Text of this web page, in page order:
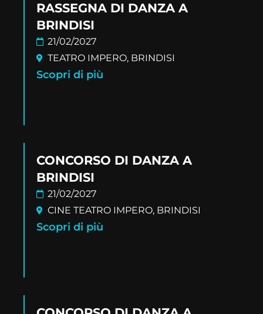
RASSEGNA DI DANZA A
BRINDISI
21/02/2027
TEATRO IMPERO, BRINDISI
Scopri di più
CONCORSO DI DANZA A
BRINDISI
21/02/2027
CINE TEATRO IMPERO, BRINDISI
Scopri di più